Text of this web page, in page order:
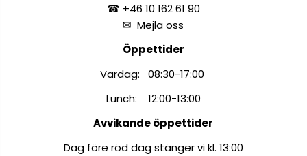
☎ +46 10 162 61 90
✉Mejla oss
Öppettider
Vardag: 08:30-17:00
Lunch: 12:00-13:00
Avvikande öppettider
Dag före röd dag stänger vi kl. 13:00